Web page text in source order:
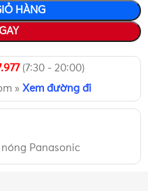
HÀNG
(7:30 - 20:00)
» Xem đường đi
Panasonic